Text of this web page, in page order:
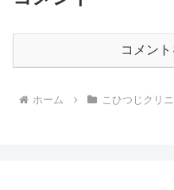
コメン
ホーム こひつじクリ